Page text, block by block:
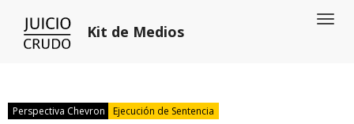
Kit de Medios
Perspectiva Chevron Ejecución de Sentencia